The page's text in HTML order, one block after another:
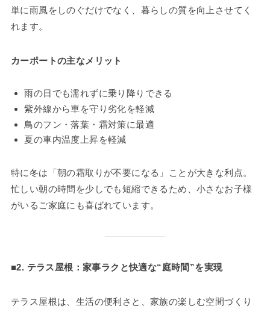
単に雨風をしのぐだけでなく、暮らしの質を向上させてく
れます。
カーポートの主なメリット
雨の日でも濡れずに乗り降りできる
紫外線から車を守り劣化を軽減
鳥のフン・落葉・霜対策に最適
夏の車内温度上昇を軽減
特に冬は「朝の霜取りが不要になる」ことが大きな利点。
忙しい朝の時間を少しでも短縮できるため、小さなお子様
がいるご家庭にも喜ばれています。
■2. テラス屋根：家事ラクと快適な“庭時間”を実現
テラス屋根は、生活の便利さと、家族の楽しむ空間づくり